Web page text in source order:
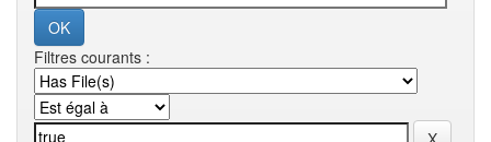
Filtres courants :